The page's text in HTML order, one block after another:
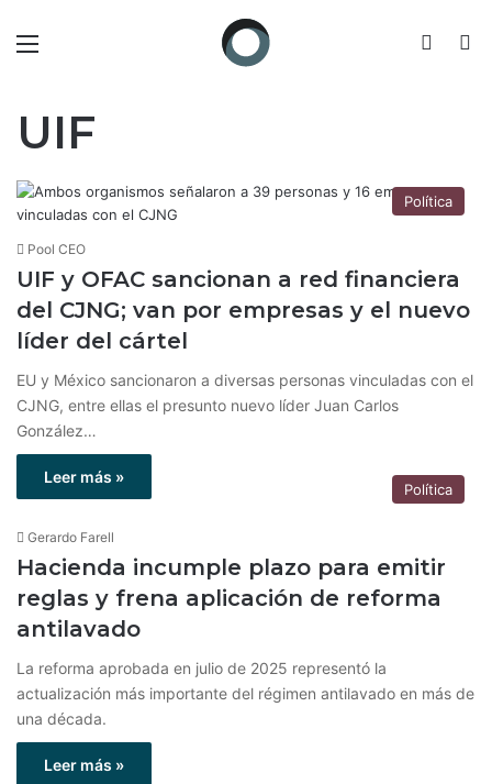
UIF
Política
Pool CEO
UIF y OFAC sancionan a red financiera
del CJNG; van por empresas y el nuevo
líder del cártel
EU y México sancionaron a diversas personas vinculadas con el
CJNG, entre ellas el presunto nuevo líder Juan Carlos
González…
Leer más »
Política
Gerardo Farell
Hacienda incumple plazo para emitir
reglas y frena aplicación de reforma
antilavado
La reforma aprobada en julio de 2025 representó la
actualización más importante del régimen antilavado en más de
una década.
Leer más »